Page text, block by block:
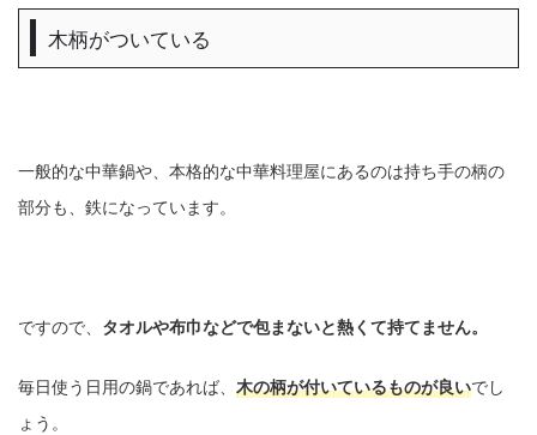
木柄がついている
一般的な中華鍋や、本格的な中華料理屋にあるのは持ち手の柄の
部分も、鉄になっています。
ですので、 タオルや布巾などで包まないと熱くて持てません。
毎日使う日用の鍋であれば、 木の柄が付いているものが良いでし
ょう。